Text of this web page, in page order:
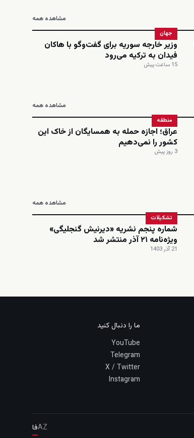
مشاهده همه
جهان
وزیر خارجه سوریه برای گفت‌وگو با هاکان
فیدان به ترکیه می‌رود
15 ساعت پیش
مشاهده همه
منطقه
عراق؛ اجازه حمله به همسایگان از خاک این
کشور را نمی‌دهیم
3 روز پیش
مشاهده همه
تشکیلات
شماره پنجم نشریه «دیرنیش گنجلیگی»
ویژه‌نامه ۲۱ آذر منتشر شد
21 آذر 1403
ما را دنبال کنید
YouTube
Telegram
X / Twitter
Instagram
AZفا